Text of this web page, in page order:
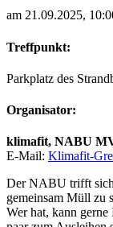
am 21.09.2025,
Treffpunkt:
Parkplatz des
Organisator:
klimafit, NABU
E-Mail: Klimafit-
Der NABU trifft sich
gemeinsam Müll zu
Wer hat, kann